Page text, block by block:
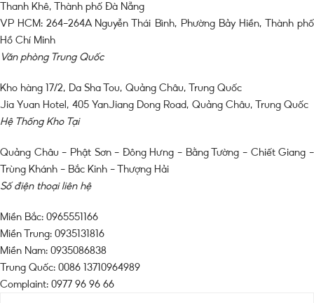
Thanh Khê, Thành phố Đà Nẵng
VP HCM: 264-264A Nguyễn Thái Bình, Phường Bảy Hiền, Thành phố
Hồ Chí Minh
Văn phòng Trung Quốc
Kho hàng 17/2, Da Sha Tou, Quảng Châu, Trung Quốc
Jia Yuan Hotel, 405 YanJiang Dong Road, Quảng Châu, Trung Quốc
Hệ Thống Kho Tại
Quảng Châu – Phật Sơn – Đông Hưng – Bằng Tường – Chiết Giang –
Trùng Khánh – Bắc Kinh – Thượng Hải
Số điện thoại liên hệ
Miền Bắc: 0965551166
Miền Trung: 0935131816
Miền Nam: 0935086838
Trung Quốc: 0086 13710964989
Complaint: 0977 96 96 66